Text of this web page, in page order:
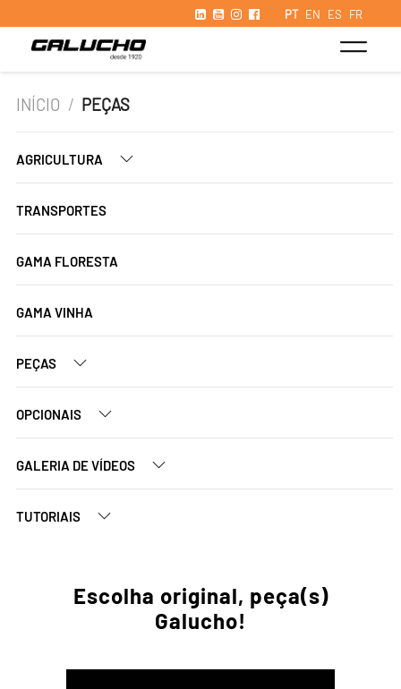
PT EN ES FR
INÍCIO / PEÇAS
AGRICULTURA
TRANSPORTES
GAMA FLORESTA
GAMA VINHA
PEÇAS
OPCIONAIS
GALERIA DE VÍDEOS
TUTORIAIS
Escolha original, peça(s)
Galucho!